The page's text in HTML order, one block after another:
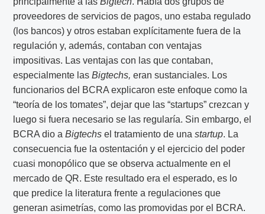
proveedores de servicios de pagos, uno estaba regulado
(los bancos) y otros estaban explícitamente fuera de la
regulación y, además, contaban con ventajas
impositivas. Las ventajas con las que contaban,
especialmente lasBigtechs, eran sustanciales. Los
funcionarios del BCRA explicaron este enfoque como la
“teoría de los tomates”, dejar que las “startups” crezcan y
luego si fuera necesario se las regularía. Sin embargo, el
BCRA dio aBigtechs el tratamiento de unastartup. La
consecuencia fue la ostentación y el ejercicio del poder
cuasi monopólico que se observa actualmente en el
mercado de QR. Este resultado era el esperado, es lo
que predice la literatura frente a regulaciones que
generan asimetrías, como las promovidas por el BCRA.